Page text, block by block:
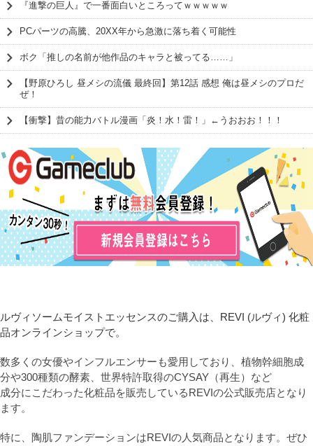
『進撃の巨人』で一番面白いところってｗｗｗｗｗ
PCパーツの高騰、20XX年から急激に落ち着く可能性
ボク「推しの名前が他作品のキャラと被ってる……」
【野原ひろし 昼メシの流儀 最終回】第12話 感想 俺は昼メシのプロだ
ぜ！
【衝撃】昔の能力バトル漫画「炎！水！雷！」←うおおお！！！
ルヴィソームモイストエッセンスのご購入は、REVI (ルヴィ) 化粧
品オンラインショップで。
数多くの女優やインフルエンサーも愛用しており、植物幹細胞成
分や300種類の酵素、世界特許取得のCYSAY（再生）など
成分にこだわった化粧品を販売しているREVIの公式販売店となり
ます。
特に、陶肌ファンデーションはREVIの人気商品となります。ぜひ